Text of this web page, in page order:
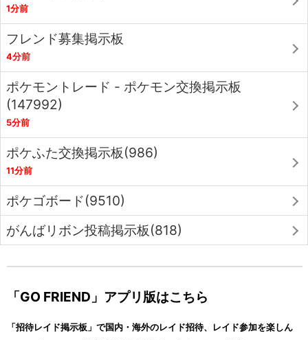
1分前
フレンド募集掲示板
4分前
ポケモントレード - ポケモン交換掲示板
(147992)
5分前
ポケふた交換掲示板(986)
11分前
ポケゴボード(9510)
がんばリボン投稿掲示板(818)
「GO FRIEND」アプリ版はこちら
「招待レイド掲示板」で国内・海外のレイド招待、レイド参加を楽しん